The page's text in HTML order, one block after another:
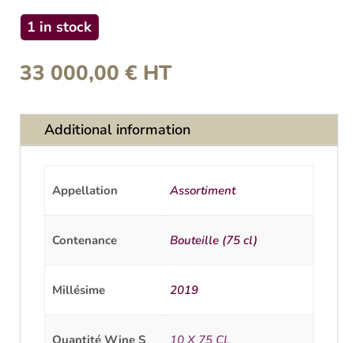
1 in stock
33 000,00 € HT
Additional information
Appellation Assortiment
Contenance Bouteille (75 cl)
Millésime 2019
Quantité Wine S 10 X 75 CL